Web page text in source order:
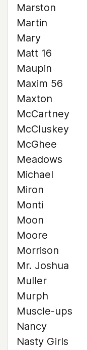
Marston
Martin
Mary
Matt 16
Maupin
Maxim 56
Maxton
McCartney
McCluskey
McGhee
Meadows
Michael
Miron
Monti
Moon
Moore
Morrison
Mr. Joshua
Muller
Murph
Muscle-ups
Nancy
Nasty Girls